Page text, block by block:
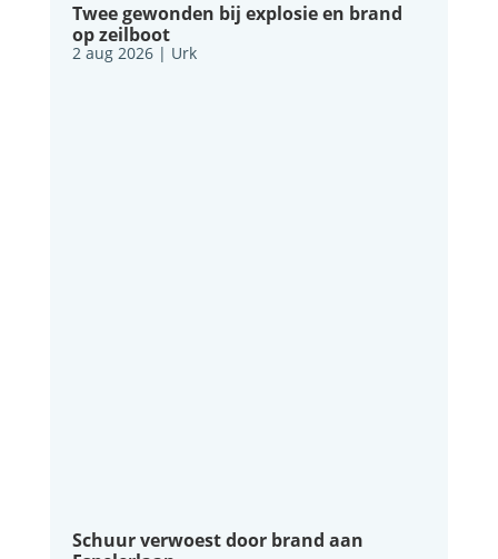
Twee gewonden bij explosie en brand
op zeilboot
2 aug 2026| Urk
Schuur verwoest door brand aan